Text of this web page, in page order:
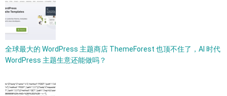
全球最大的 WordPress 主题商店 ThemeForest 也顶不住了，AI 时代
WordPress 主题生意还能做吗？